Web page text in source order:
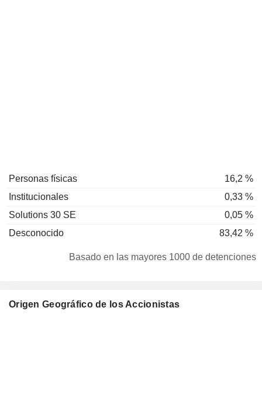
Personas físicas
16,2 %
Institucionales
0,33 %
Solutions 30 SE
0,05 %
Desconocido
83,42 %
Basado en las mayores 1000 de detenciones
Origen Geográfico de los Accionistas